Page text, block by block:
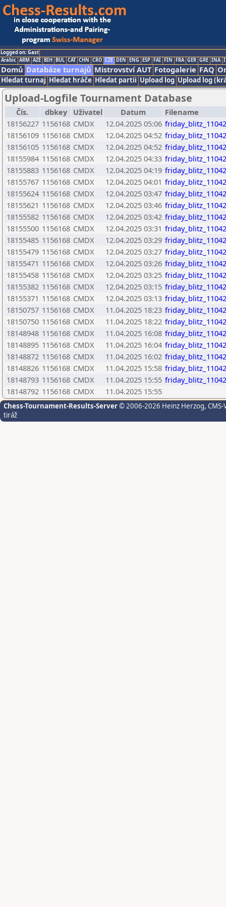
Logged on: Gast
Arabic ARM AZE BIH BUL CAT CHN CRO CZE DEN ENG ESP FAI FIN FRA GER GRE INA
Domů Databáze turnajů Mistrovství AUT Fotogalerie FAQ
Hledat turnaj Hledat hráče Hledat partii Upload log Upload log
Upload-Logfile Tournament Database
Čís. dbkey Uživatel Datum
Filename
18156227 1156168 CMDX 12.04.2025 05:06
18156109 1156168 CMDX 12.04.2025 04:52
18156105 1156168 CMDX 12.04.2025 04:52
18155984 1156168 CMDX 12.04.2025 04:33
18155883 1156168 CMDX 12.04.2025 04:19
18155767 1156168 CMDX 12.04.2025 04:01
18155624 1156168 CMDX 12.04.2025 03:47
18155621 1156168 CMDX 12.04.2025 03:46
18155582 1156168 CMDX 12.04.2025 03:42
18155500 1156168 CMDX 12.04.2025 03:31
18155485 1156168 CMDX 12.04.2025 03:29
18155479 1156168 CMDX 12.04.2025 03:27
18155471 1156168 CMDX 12.04.2025 03:26
18155458 1156168 CMDX 12.04.2025 03:25
18155382 1156168 CMDX 12.04.2025 03:15
18155371 1156168 CMDX 12.04.2025 03:13
18150757 1156168 CMDX 11.04.2025 18:23
18150750 1156168 CMDX 11.04.2025 18:22
18148948 1156168 CMDX 11.04.2025 16:08
18148895 1156168 CMDX 11.04.2025 16:04
18148872 1156168 CMDX 11.04.2025 16:02
18148826 1156168 CMDX 11.04.2025 15:58
18148793 1156168 CMDX 11.04.2025 15:55
18148792 1156168 CMDX 11.04.2025 15:55
Chess-Tournament-Results-Server© 2006-2026 Heinz Herzog,
tiráž